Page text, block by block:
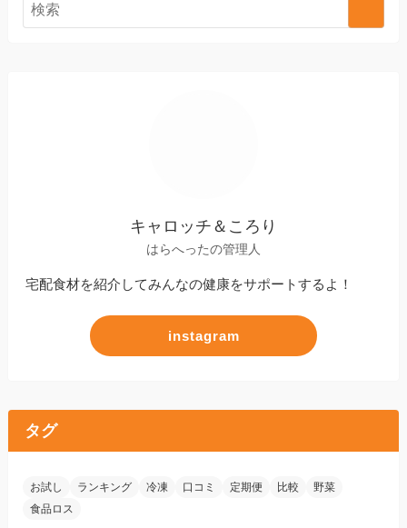
キャロッチ＆ころり
はらへったの管理人
宅配食材を紹介してみんなの健康をサポートするよ！
instagram
タグ
お試し ランキング 冷凍 口コミ 定期便 比較
野菜
食品ロス